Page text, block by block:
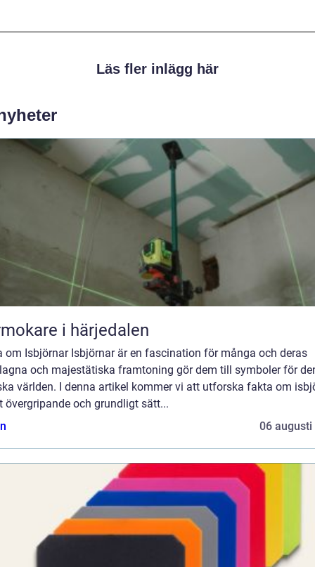
Läs fler inlägg här
i härjedalen
om Isbjörnar Isbjörnar är en fascination för många och deras
och majestätiska framtoning gör dem till symboler för
världen. I denna artikel kommer vi att utforska fakta om
övergripande och grundligt sätt...
06 augusti